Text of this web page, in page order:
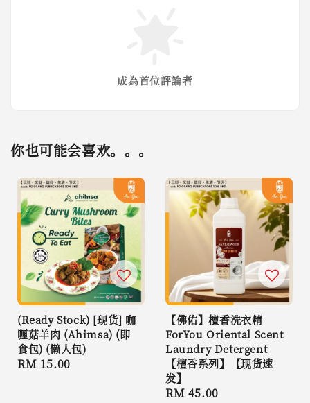
成為首位評論者
你也可能会喜欢。。。
(Ready Stock) [现货] 咖
喱菇羊肉 (Ahimsa) (即
食包) (懒人包)
Regular
RM 15.00
【佛佑】檀香洗衣精
ForYou Oriental Scent
Laundry Detergent
【檀香系列】【现货速
发】
Regular
RM 45.00